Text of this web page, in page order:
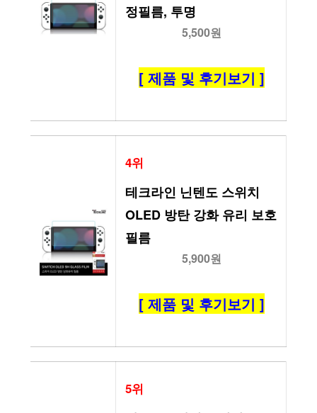
정필름, 투명
5,500원
[ 제품 및 후기보기 ]
4위
테크라인 닌텐도 스위치
OLED 방탄 강화 유리 보호
필름
5,900원
[ 제품 및 후기보기 ]
5위